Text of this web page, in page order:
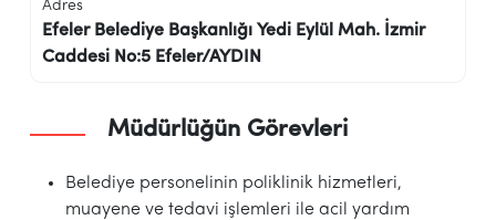
Adres
Efeler Belediye Başkanlığı Yedi Eylül Mah. İzmir
Caddesi No:5 Efeler/AYDIN
Müdürlüğün Görevleri
Belediye personelinin poliklinik hizmetleri,
muayene ve tedavi işlemleri ile acil yardım